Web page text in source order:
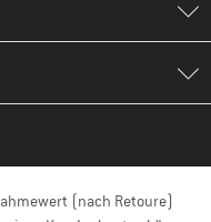
(nach Retoure)